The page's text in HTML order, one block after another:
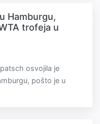
Hamburgu,
trofeja u
osvojila je
pošto je u